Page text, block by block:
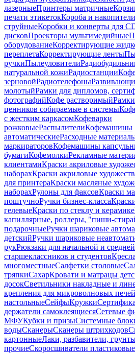
лазерныеПринтеры матричные
печати этикетокКороба и накопители
струйныеКоробки и конверты для
дисковПроекторы мультимедийные
оборудованиеКорректирующие
переплетаКорректирующие ленты
ручкиПылеуловители
натуральной кожиРадиостанции
зерновойРадиотелефоны
молотыйРамки для дипломов,
фотографийКофе растворимый
ценников собираемые в системы
с жестким каркасомКофеварки
рожковыеРаспылителиКофемашины
автоматическиеРасходные
маркираторовКофемашины
бумагиКофемолкиРекламные
клиентамиКраски акриловые
наборахКраски акриловые
для принтераКраски масляные
наборахРулоны для факсовКраски
поштучноРучки бизнес-класса
гелевыеКраски по стеклу и керамике
капиллярные, роллеры, "пиши-
подарочныеРучки шариковые
детскийРучки шариковые
рукРюкзаки для начальной и
старшеклассников и студентов
многоместныеСалфетки столовые
тряпкиСахарКровати и матрацы
досокСветильники накладные и
крепления для микроволновых печей
настольныеСейфыКружки
держатели самоклеящиесяСетевые
МФУКубки и призыСистемные
водыСканерыСканеры штрихкодов
картонныеЛаки, разбавители,
прочиеСкоросшиватели пластиковые